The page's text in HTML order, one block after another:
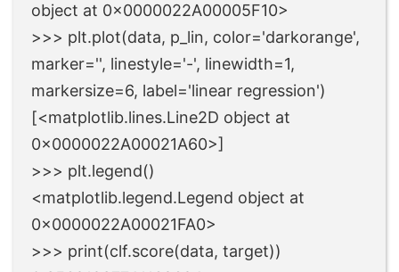
object at 0x0000022A00005F10>
>>> plt.plot(data, p_lin, color='darkorange',
marker='', linestyle='-', linewidth=1,
markersize=6, label='linear regression')
[<matplotlib.lines.Line2D object at
0x0000022A00021A60>]
>>> plt.legend()
<matplotlib.legend.Legend object at
0x0000022A00021FA0>
>>> print(clf.score(data, target))